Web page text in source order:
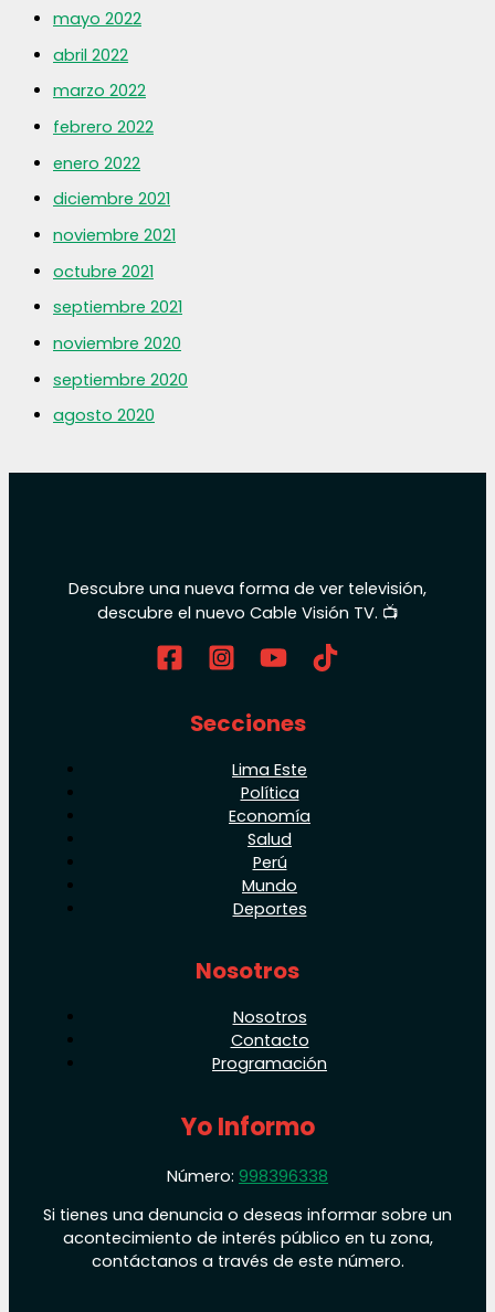
mayo 2022
abril 2022
marzo 2022
febrero 2022
enero 2022
diciembre 2021
noviembre 2021
octubre 2021
septiembre 2021
noviembre 2020
septiembre 2020
agosto 2020
Descubre una nueva forma de ver televisión,
descubre el nuevo Cable Visión TV. 📺
Secciones
Lima Este
Política
Economía
Salud
Perú
Mundo
Deportes
Nosotros
Nosotros
Contacto
Programación
Yo Informo
Número: 998396338
Si tienes una denuncia o deseas informar sobre un
acontecimiento de interés público en tu zona,
contáctanos a través de este número.